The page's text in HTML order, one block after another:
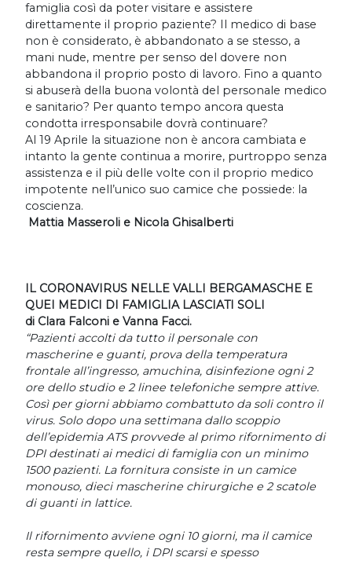
famiglia così da poter visitare e assistere
direttamente il proprio paziente? Il medico di base
non è considerato, è abbandonato a se stesso, a
mani nude, mentre per senso del dovere non
abbandona il proprio posto di lavoro. Fino a quanto
si abuserà della buona volontà del personale medico
e sanitario? Per quanto tempo ancora questa
condotta irresponsabile dovrà continuare?
Al 19 Aprile la situazione non è ancora cambiata e
intanto la gente continua a morire, purtroppo senza
assistenza e il più delle volte con il proprio medico
impotente nell’unico suo camice che possiede: la
coscienza.
Mattia Masseroli e Nicola Ghisalberti
IL CORONAVIRUS NELLE VALLI BERGAMASCHE E
QUEI MEDICI DI FAMIGLIA LASCIATI SOLI
di Clara Falconi e Vanna Facci.
“Pazienti accolti da tutto il personale con
mascherine e guanti, prova della temperatura
frontale all’ingresso, amuchina, disinfezione ogni 2
ore dello studio e 2 linee telefoniche sempre attive.
Così per giorni abbiamo combattuto da soli contro il
virus. Solo dopo una settimana dallo scoppio
dell’epidemia ATS provvede al primo rifornimento di
DPI destinati ai medici di famiglia con un minimo
1500 pazienti. La fornitura consiste in un camice
monouso, dieci mascherine chirurgiche e 2 scatole
di guanti in lattice.
Il rifornimento avviene ogni 10 giorni, ma il camice
resta sempre quello, i DPI scarsi e spesso